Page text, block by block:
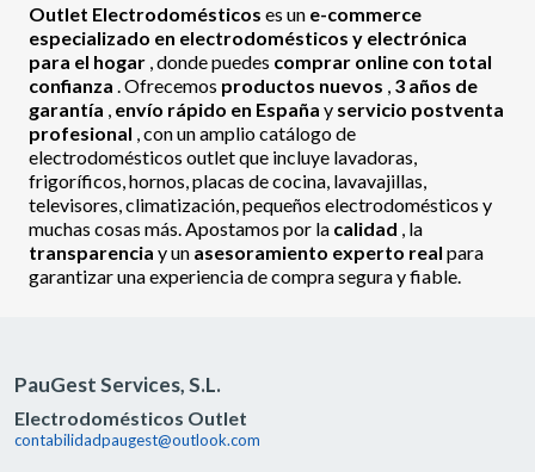
Outlet Electrodomésticos es un e-commerce
especializado en electrodomésticos y electrónica
para el hogar , donde puedes comprar online con total
confianza . Ofrecemos productos nuevos 3 años de
garantía envío rápido en España y servicio postventa
profesional , con un amplio catálogo de
electrodomésticos outlet que incluye lavadoras,
frigoríficos, hornos, placas de cocina, lavavajillas,
televisores, climatización, pequeños electrodomésticos y
muchas cosas más. Apostamos por la calidad , la
transparencia y un asesoramiento experto real para
garantizar una experiencia de compra segura y fiable.
PauGest Services, S.L.
Electrodomésticos Outlet
contabilidadpaugest@outlook.com